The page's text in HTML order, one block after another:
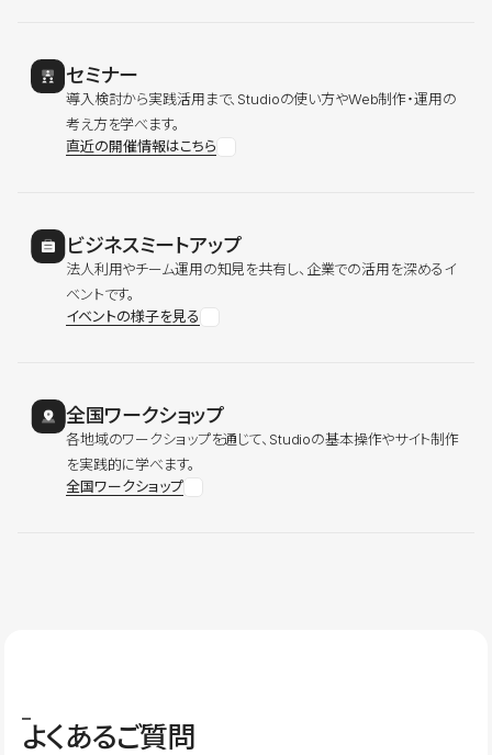
セミナー
導入検討から実践活用まで、Studioの使い方やWeb制作・運用の
考え方を学べます。
直近の開催情報はこちら
ビジネスミートアップ
法人利用やチーム運用の知見を共有し、企業での活用を深めるイ
ベントです。
イベントの様子を見る
全国ワークショップ
各地域のワークショップを通じて、Studioの基本操作やサイト制作
を実践的に学べます。
全国ワークショップ
よくあるご質問